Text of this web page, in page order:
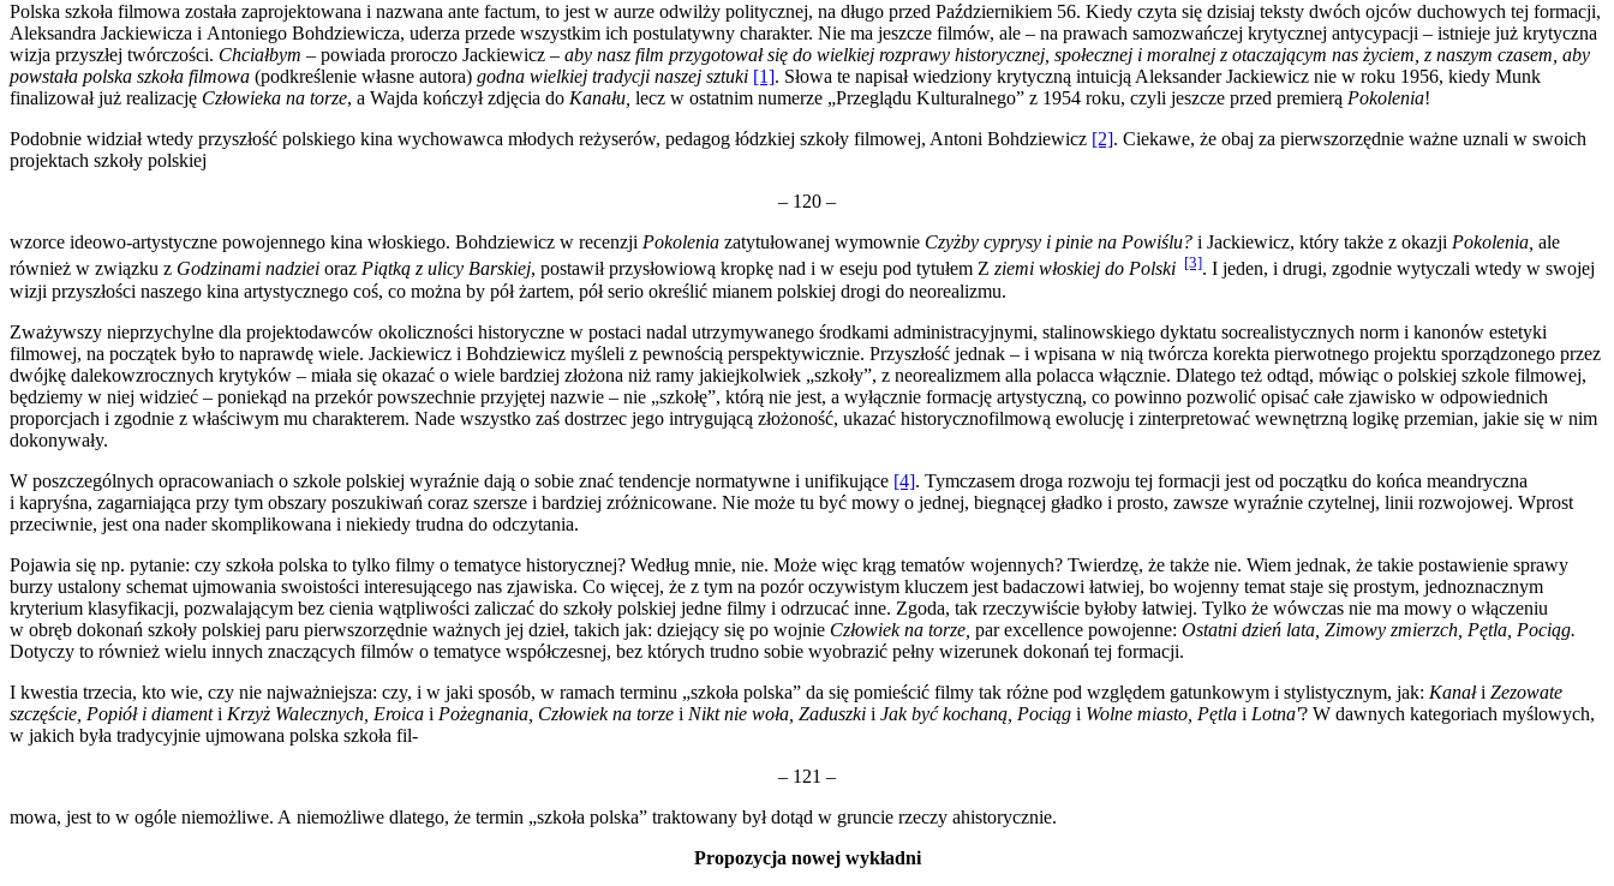
Polska szkoła filmowa została zaprojektowana i nazwana ante factum, to jest w aurze odwilży politycznej, na długo przed Październikiem 56. Kiedy czyta się dzisiaj teksty dwóch ojców duchowych tej formacji,
Aleksandra Jackiewicza i Antoniego Bohdziewicza, uderza przede wszystkim ich postulatywny cha­rakter. Nie ma jeszcze filmów, ale – na prawach samozwańczej krytycznej antycypacji – istnieje już krytyczna
wizja przyszłej twórczości. Chciałbym – powiada proroczo Jackiewicz – aby nasz film przygotował się do wielkiej rozprawy historycznej, społecznej i moralnej z otaczającym nas życiem, z naszym czasem, aby
powstała polska szkoła filmowa (podkreślenie własne autora) godna wielkiej tradycji naszej sztuki [1]. Słowa te napisał wiedziony krytyczną intuicją Aleksander Jackiewicz nie w roku 1956, kiedy Munk
finalizował już realizację Człowieka na torze, a Wajda kończył zdjęcia do Kanału, lecz w ostatnim numerze „Przeglądu Kulturalnego” z 1954 roku, czyli jeszcze przed premierą Pokolenia!
Podobnie widział wtedy przyszłość polskiego kina wychowawca młodych reżyserów, pedagog łódzkiej szkoły filmowej, Antoni Bohdziewicz [2]. Ciekawe, że obaj za pierwszorzędnie ważne uznali w swoich
projektach szkoły polskiej
– 120 –
wzorce ideowo-artystyczne powojennego kina włoskiego. Bohdziewicz w re­cenzji Pokolenia zatytułowanej wymownie Czyżby cyprysy i pinie na Powiślu? i Jackiewicz, który także z okazji Pokolenia, ale
również w związku z Godzinami nadziei oraz Piątką z ulicy Barskiej, postawił przysłowiową kropkę nad i w eseju pod tytułem Z ziemi włoskiej do Polski [3]. I jeden, i drugi, zgodnie wytyczali wtedy w swojej
wizji przyszłości naszego kina artystycznego coś, co można by pół żartem, pół serio określić mianem polskiej drogi do neorealizmu.
Zważywszy nieprzychylne dla projektodawców okoliczności historyczne w postaci nadal utrzymywanego środkami administracyjnymi, stalinowskiego dyktatu socrealistycznych norm i kanonów estetyki
filmowej, na początek było to naprawdę wiele. Jackiewicz i Bohdziewicz myśleli z pewnością perspekty­wicznie. Przyszłość jednak – i wpisana w nią twórcza korekta pierwotnego pro­jektu sporządzonego przez
dwójkę dalekowzrocznych krytyków – miała się oka­zać o wiele bardziej złożona niż ramy jakiejkolwiek „szkoły”, z neorealizmem alla polacca włącznie. Dlatego też odtąd, mówiąc o polskiej szkole filmowej,
będziemy w niej widzieć – poniekąd na przekór powszechnie przyjętej nazwie – nie „szkołę”, którą nie jest, a wyłącznie formację artystyczną, co powinno pozwolić opisać całe zjawisko w odpowiednich
proporcjach i zgodnie z właściwym mu charakterem. Nade wszystko zaś dostrzec jego intrygującą zło­żoność, ukazać historycznofilmową ewolucję i zinterpretować wewnętrzną lo­gikę przemian, jakie się w nim
dokonywały.
W poszczególnych opracowaniach o szkole polskiej wyraźnie dają o sobie znać tendencje normatywne i unifikujące [4]. Tymczasem droga rozwoju tej for­macji jest od początku do końca meandryczna
i kapryśna, zagarniająca przy tym obszary poszukiwań coraz szersze i bardziej zróżnicowane. Nie może tu być mowy o jednej, biegnącej gładko i prosto, zawsze wyraźnie czytelnej, linii roz­wojowej. Wprost
przeciwnie, jest ona nader skomplikowana i niekiedy trudna do odczytania.
Pojawia się np. pytanie: czy szkoła polska to tylko filmy o tematyce histo­rycznej? Według mnie, nie. Może więc krąg tematów wojennych? Twierdzę, że także nie. Wiem jednak, że takie postawienie sprawy
burzy ustalony schemat ujmowania swoistości interesującego nas zjawiska. Co więcej, że z tym na po­zór oczywistym kluczem jest badaczowi łatwiej, bo wojenny temat staje się prostym, jednoznacznym
kryterium klasyfikacji, pozwalającym bez cienia wąt­pliwości zaliczać do szkoły polskiej jedne filmy i odrzucać inne. Zgoda, tak rzeczywiście byłoby łatwiej. Tylko że wówczas nie ma mowy o włączeniu
w obręb dokonań szkoły polskiej paru pierwszorzędnie ważnych jej dzieł, takich jak: dziejący się po wojnie Człowiek na torze, par excellence powojenne: Ostat­ni dzień lata, Zimowy zmierzch, Pętla, Pociąg.
Dotyczy to również wielu innych znaczących filmów o tematyce współczesnej, bez których trudno sobie wyobra­zić pełny wizerunek dokonań tej formacji.
I kwestia trzecia, kto wie, czy nie najważniejsza: czy, i w jaki sposób, w ra­mach terminu „szkoła polska” da się pomieścić filmy tak różne pod względem gatunkowym i stylistycznym, jak: Kanałi Zezowate
szczęście, Popiół i diamenti Krzyż Walecznych, Eroica i Pożegnania, Człowiek na torze i Nikt nie woła, Zaduszki i Jak być kochaną, Pociąg i Wolne miasto, Pętla i Lotna'? W dawnych kategoriach myślowych,
w jakich była tradycyjnie ujmowana polska szkoła fil-
– 121 –
mowa, jest to w ogóle niemożliwe. A niemożliwe dlatego, że termin „szkoła polska” traktowany był dotąd w gruncie rzeczy ahistorycznie.
Propozycja nowej wykładni